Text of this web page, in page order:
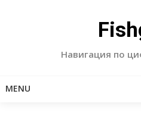
Навигация по
MENU